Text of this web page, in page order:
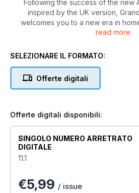
Following the success of the new
inspired by the UK version,
welcomes you to a new era in
Whether you’re building a new
need to know about creating their
environmentally sustainable design
to name a few. Grand Designs
colour forecasts as well as planning
read more
SELEZIONARE IL FORMATO:
Offerte digitali
Offerte digitali disponibili:
SINGOLO NUMERO ARRETRATO
DIGITALE
11.1
€5,99 / issue